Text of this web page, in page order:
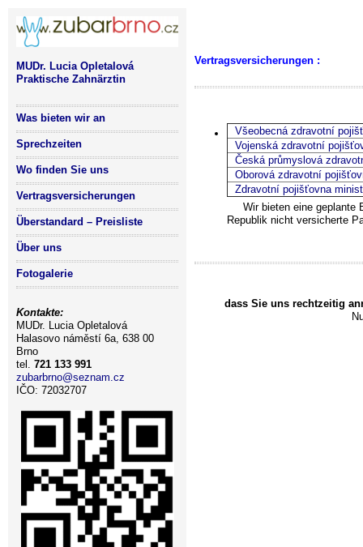
MUDr. Lucia Opletalová
Praktische Zahnärztin
Was bieten wir an
Sprechzeiten
Wo finden Sie uns
Vertragsversicherungen
Überstandard – Preisliste
Über uns
Fotogalerie
Kontakte:
MUDr. Lucia Opletalová
Halasovo náměstí 6a, 638 00
Brno
tel. 721 133 991
zubarbrno@seznam.cz
IČO: 72032707
Vertragsversicherungen :
Všeobecná zdravotní
Vojenská zdravotní
Česká průmyslová
Oborová zdravotní
Zdravotní pojišťovna
Wir bieten eine geplante
Republik nicht versicherte
dass Sie uns rechtzeitig